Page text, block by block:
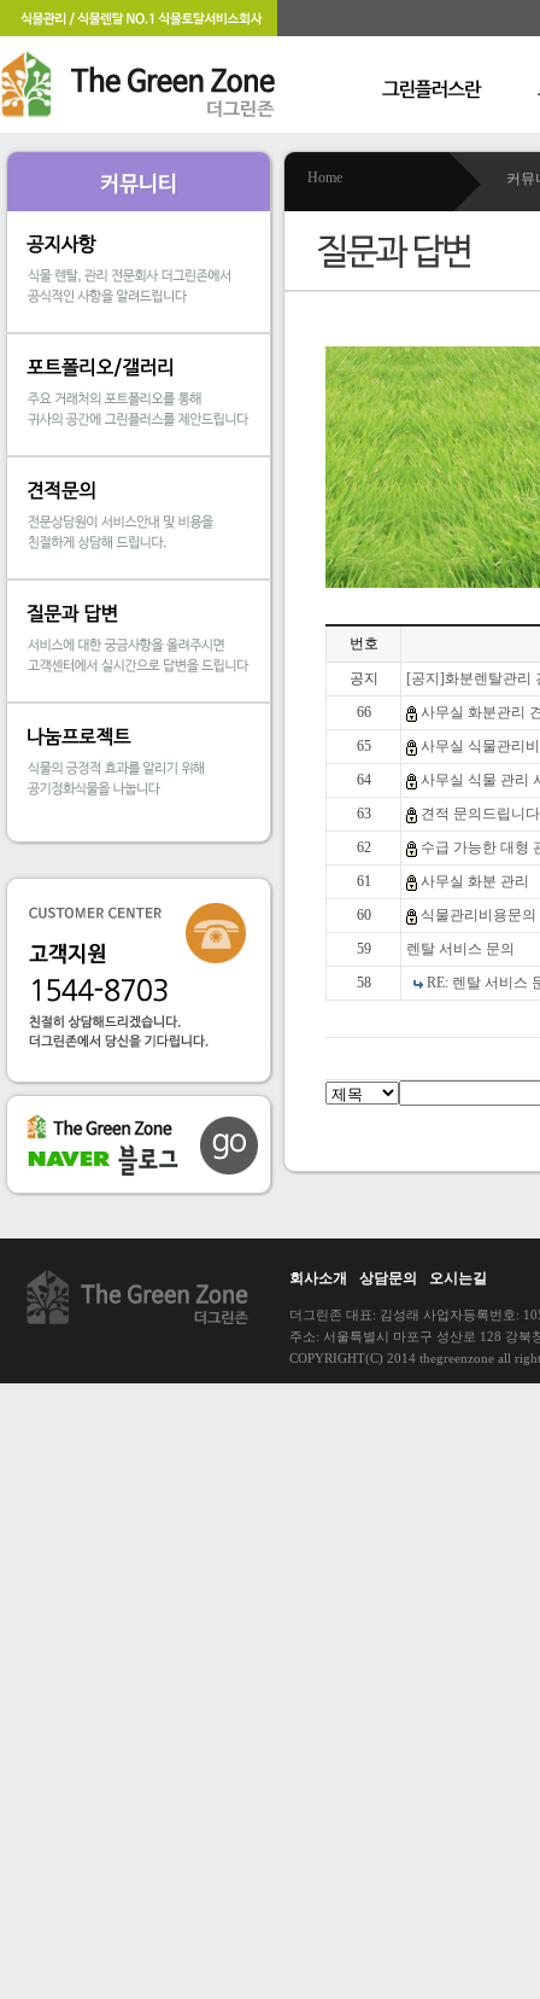
Home 커뮤
번호
공지
[공지]화분렌탈관리
66
사무실 화분관리
65
사무실 식물관리
64
사무실 식물 관리
63
견적 문의드립니
62
수급 가능한 대형
61
사무실 화분 관리
60
식물관리비용문의
59
렌탈 서비스 문의
58
RE: 렌탈 서비스
회사소개 상담문의 오시는길
더그린존 대표: 김성래 사업자등록번호:
주소: 서울특별시 마포구 성산로 128 강북
COPYRIGHT(C) 2014 thegreenzone all